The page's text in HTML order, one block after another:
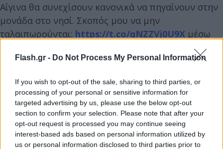
Flash.gr - Do Not Process My Personal Information
If you wish to opt-out of the sale, sharing to third parties, or
processing of your personal or sensitive information for
targeted advertising by us, please use the below opt-out
section to confirm your selection. Please note that after your
opt-out request is processed you may continue seeing
interest-based ads based on personal information utilized by
us or personal information disclosed to third parties prior to
Αίγινα θα συνεχίσουν κανονικά να πηγαίνουν στην
μονάδα στο νησί. Σκοπός μου να μην
ταλαιπωρούνται: https://t.co/qNZZVj0U9X μέσω
— Άδωνις Γεωργιάδης (@AdonisGeorgiadi)March 22, 2026
Το ζήτημα προέκυψε έπειτα από έλεγχο της
Περιφέρειας Αττικής, κατά τον οποίο διαπιστώθηκε
ότι δεν υπήρχε η απαιτούμενη βεβαίωση καλής
λειτουργίας, γεγονός που μπλόκαρε τη συνέχιση
της σύμβασης με τον ΕΟΠΥΥ.